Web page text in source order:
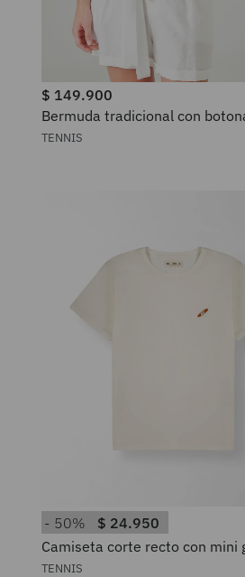
$ 149.900
Bermuda tradicional con
frontal blanca para mujer
TENNIS
50% $ 24.950
Camiseta corte recto con mini
pecho de algodón crudo para
TENNIS